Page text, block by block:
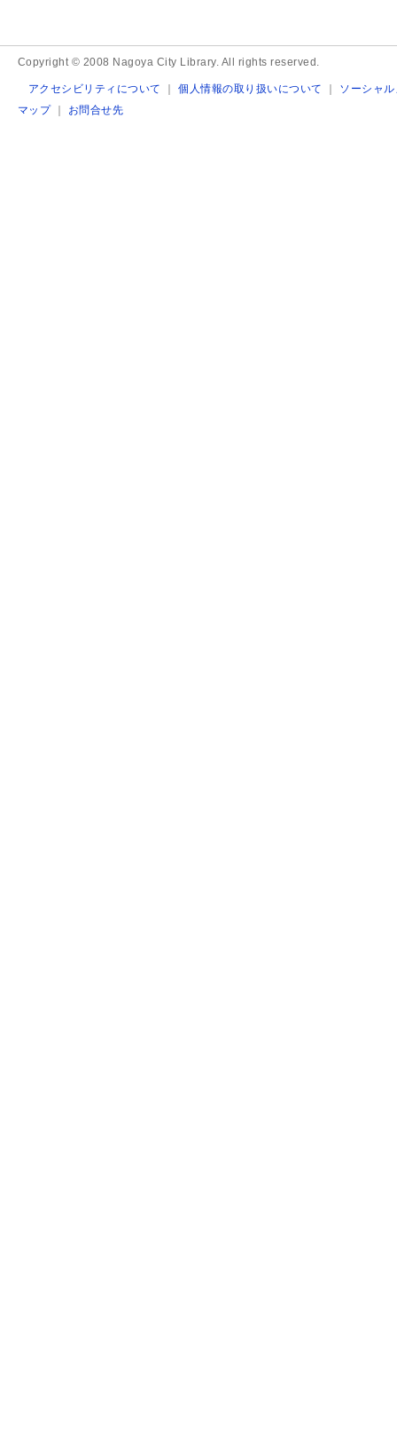
Copyright © 2008 Nagoya City Library. All rights reserved.
アクセシビリティについて ｜個人情報の取り扱いについて ｜ ソーシャ
マップ｜ お問合せ先